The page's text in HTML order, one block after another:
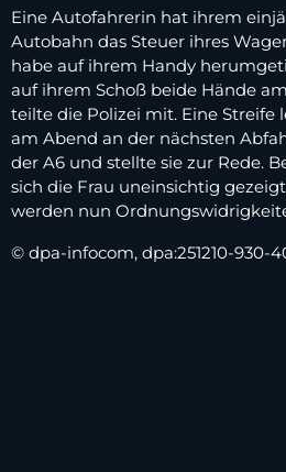
Eine Autofahrerin hat ihrem
Autobahn das Steuer ihres
habe auf ihrem Handy
auf ihrem Schoß beide Hände
teilte die Polizei mit. Eine Streife
am Abend an der nächsten
der A6 und stellte sie zur Rede.
sich die Frau uneinsichtig
werden nun
© dpa-infocom, dpa:251210-930-